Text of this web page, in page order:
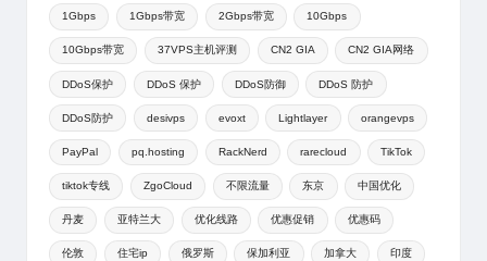
1Gbps 1Gbps带宽 2Gbps带宽 10Gbps
10Gbps带宽 37VPS主机评测 CN2 GIA CN2 GIA网络
DDoS保护 DDoS 保护 DDoS防御 DDoS 防护
DDoS防护 desivps evoxt Lightlayer orangevps
PayPal pq.hosting RackNerd rarecloud TikTok
tiktok专线 ZgoCloud 不限流量 东京 中国优化
丹麦 亚特兰大 优化线路 优惠促销 优惠码
伦敦 住宅ip 俄罗斯 保加利亚 加拿大 印度